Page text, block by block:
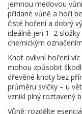
jemnou medovou
přidané vůně a hoří
čisté hoření a dobrý
ideálně jen 1–2
chemickým
Knot ovlivní hoření
mohou způsobit
dřevěné knoty bez
průměru svíčky – u
vznikl plný roztavený
Vůně: rozdělte